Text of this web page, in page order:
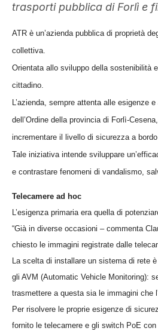
trasporti pubblica di Forlì e
ATR è un’azienda pubblica di proprietà
collettiva.
Orientata allo sviluppo della sostenibilità
cittadino.
L’azienda, sempre attenta alle esigenze
dell’Ordine della provincia di Forlì-
incrementare il livello di sicurezza a bordo
Tale iniziativa intende sviluppare
e contrastare fenomeni di vandalismo,
Telecamere ad hoc
L’esigenza primaria era quella di
“Già in diverse occasioni – commenta
chiesto le immagini registrate dalle
La scelta di installare un sistema di rete
gli AVM (Automatic Vehicle Monitoring):
trasmettere a questa sia le immagini che
Per risolvere le proprie esigenze di
fornito le telecamere e gli switch PoE